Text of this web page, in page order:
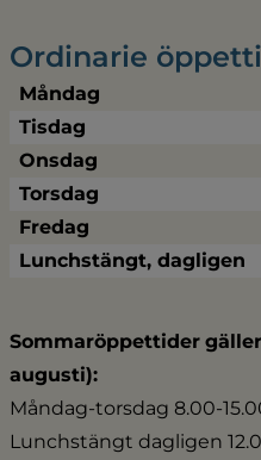
Ordinarie
Måndag
Tisdag
Onsdag
Torsdag
Fredag
Lunchstängt, dagligen
Sommaröppettider
augusti):
Måndag-torsdag 8.00-
Lunchstängt dagligen